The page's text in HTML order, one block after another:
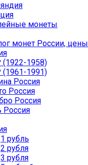
монеты
монет России, цены
1958)
(1961-1991)
Россия
Россия
Россия
Россия
1 рубль
2 рубля
3 рубля